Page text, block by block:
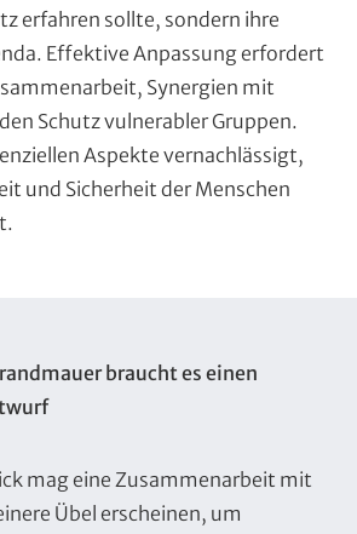
erfahren sollte, sondern ihre
Effektive Anpassung erfordert
Synergien mit
Schutz vulnerabler Gruppen.
Aspekte vernachlässigt,
und Sicherheit der Menschen
braucht es einen
mag eine Zusammenarbeit mit
Übel erscheinen, um